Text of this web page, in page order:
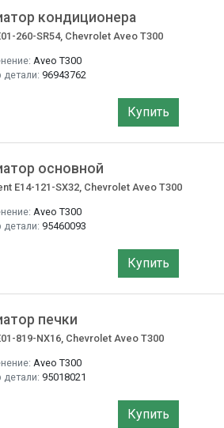
кондиционера
260-SR54, Chevrolet Aveo T300
Aveo T300
96943762
Купить
основной
E14-121-SX32, Chevrolet Aveo T300
Aveo T300
95460093
Купить
печки
819-NX16, Chevrolet Aveo T300
Aveo T300
95018021
Купить